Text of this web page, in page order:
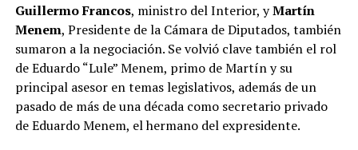
Guillermo Francos, ministro del Interior, yMartín
Menem, Presidente de la Cámara de Diputados, también
sumaron a la negociación. Se volvió clave también el rol
de Eduardo “Lule” Menem, primo de Martín y su
principal asesor en temas legislativos, además de un
pasado de más de una década como secretario privado
de Eduardo Menem, el hermano del expresidente.